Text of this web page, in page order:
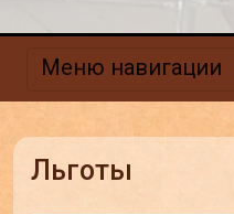
Меню навигации
Льготы